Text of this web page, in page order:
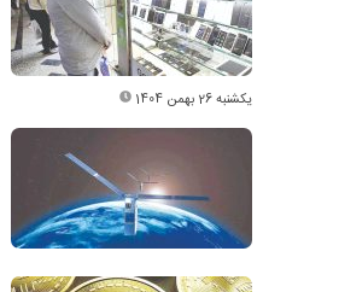
یکشنبه 26 بهمن 1404